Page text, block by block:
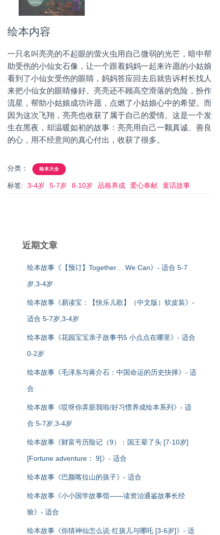
绘本内容
一只名叫亮亮的不起眼的萤火虫用自己微弱的光芒，暗中帮
助受伤的小仙女石像，让一个跟着妈妈一起来许愿的小姑娘
看到了小仙女受伤的眼睛，妈妈答应回去后就告诉村长找人
来把小仙女的眼睛修好。亮亮还不顾高空滑落的危险，扮作
流星，帮助小姑娘成功许愿，点燃了小姑娘心中的希望。而
因为这次飞翔，亮亮也收获了属于自己的爱情。这是一个发
生在黑夜，却温暖如初的故事：亮亮用自己一颗真诚、善良
的心，用不经意间的真心付出，收获了很多。
分类： 绘本大全
标签: 3-4岁 5-7岁 8-10岁 品格养成 爱心奉献 童话故事
近期文章
绘本故事《【预订】Together… We Can》- 适合 5-7
岁,3-4岁
绘本故事《易读宝：【快乐儿歌】（中文版）软皮装》-
适合 5-7岁,3-4岁
绘本故事《花园宝宝亲子故事书5 小点点在哪里》- 适合
0-2岁
绘本故事《毛泽东与蒋介石：中国命运的历史抉择》- 适
合
绘本故事《哎呀你弄脏我啦/好习惯养成绘本系列》- 适
合 5-7岁,3-4岁
绘本故事《财富号历险记（9）：国王晕了头 [7-10岁]
[Fortune adventure： 9]》- 适合
绘本故事《巴颜喀拉山的孩子》- 适合
绘本故事《小小国学故事馆——读资治通鉴故事长经
验》- 适合
绘本故事《你猜神仙怎么说·红孩儿与哪吒 [3-6岁]》- 适